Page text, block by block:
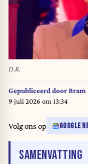
D.R.
Gepubliceerd doorBram
9 juli 2026 om 13:34
Volg ons op GOOGLE
SAMENVATTING